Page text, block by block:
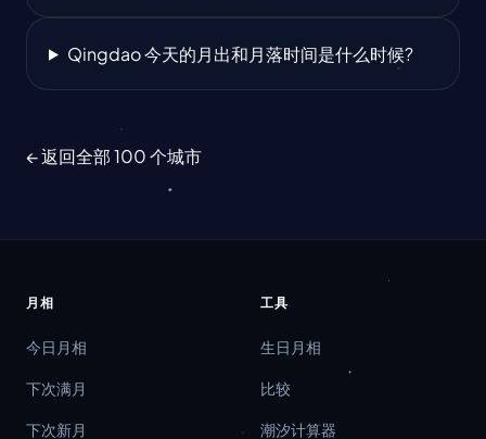
Qingdao 今天的月出和月落时间是什么时候?
← 返回全部 100 个城市
月相
今日月相
下次满月
下次新月
工具
生日月相
比较
潮汐计算器